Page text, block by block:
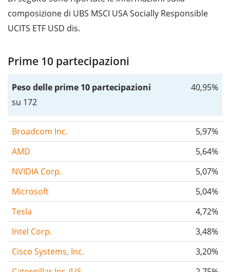
composizione di UBS MSCI USA Socially Responsible
UCITS ETF USD dis.
Prime 10 partecipazioni
Peso delle prime 10 partecipazioni
su 172
40,95%
Broadcom Inc.
5,97%
AMD
5,64%
NVIDIA Corp.
5,07%
Microsoft
5,04%
Tesla
4,72%
Intel Corp.
3,48%
Cisco Systems, Inc.
3,20%